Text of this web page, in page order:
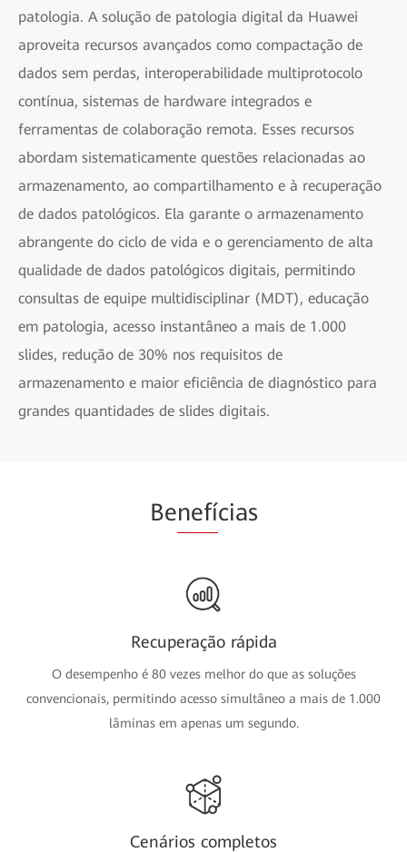
patologia. A solução de patologia digital da Huawei
aproveita recursos avançados como compactação de
dados sem perdas, interoperabilidade multiprotocolo
contínua, sistemas de hardware integrados e
ferramentas de colaboração remota. Esses recursos
abordam sistematicamente questões relacionadas ao
armazenamento, ao compartilhamento e à recuperação
de dados patológicos. Ela garante o armazenamento
abrangente do ciclo de vida e o gerenciamento de alta
qualidade de dados patológicos digitais, permitindo
consultas de equipe multidisciplinar (MDT), educação
em patologia, acesso instantâneo a mais de 1.000
slides, redução de 30% nos requisitos de
armazenamento e maior eficiência de diagnóstico para
grandes quantidades de slides digitais.
Benefícias
Recuperação rápida
O desempenho é 80 vezes melhor do que as soluções
convencionais, permitindo acesso simultâneo a mais de 1.000
lâminas em apenas um segundo.
Cenários completos